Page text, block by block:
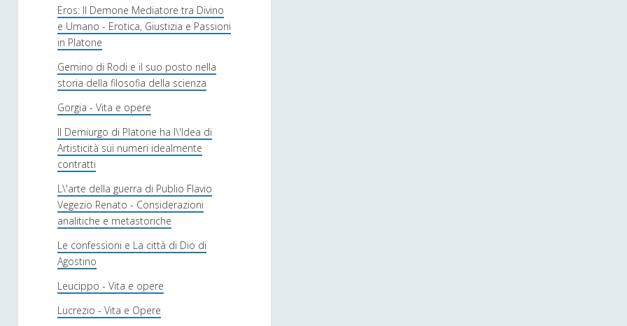
Eros: Il Demone Mediatore tra Divino
e Umano - Erotica, Giustizia e Passioni
in Platone
Gemino di Rodi e il suo posto nella
storia della filosofia della scienza
Gorgia - Vita e opere
Il Demiurgo di Platone ha l\'Idea di
Artisticità sui numeri idealmente
contratti
L\'arte della guerra di Publio Flavio
Vegezio Renato - Considerazioni
analitiche e metastoriche
Le confessioni e La città di Dio di
Agostino
Leucippo - Vita e opere
Lucrezio - Vita e Opere